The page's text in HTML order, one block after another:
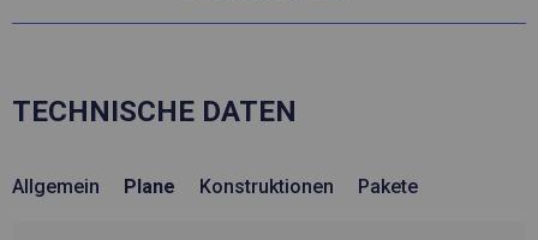
TECHNISCHE DATEN
Allgemein Plane Konstruktionen Pakete